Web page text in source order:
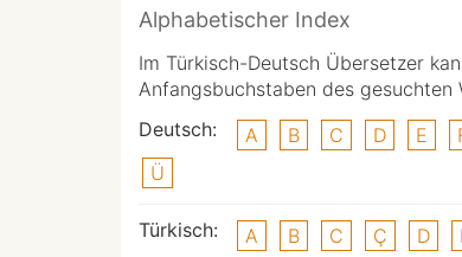
Alphabetischer Index
Im Türkisch-Deutsch Übersetzer
Anfangsbuchstaben des gesuchten
Deutsch:
A B C D E
Ü
Türkisch: A B C Ç D